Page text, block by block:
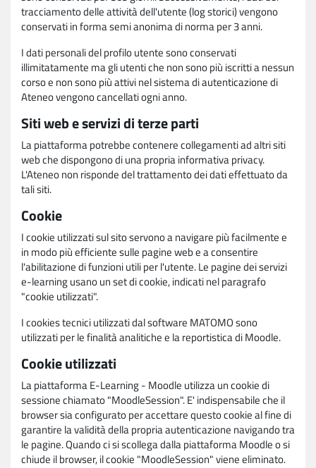
tracciamento delle attività dell'utente (log storici) vengono
conservati in forma semi anonima di norma per 3 anni.
I dati personali del profilo utente sono conservati
illimitatamente ma gli utenti che non sono più iscritti a nessun
corso e non sono più attivi nel sistema di autenticazione di
Ateneo vengono cancellati ogni anno.
Siti web e servizi di terze parti
La piattaforma potrebbe contenere collegamenti ad altri siti
web che dispongono di una propria informativa privacy.
L'Ateneo non risponde del trattamento dei dati effettuato da
tali siti.
Cookie
I cookie utilizzati sul sito servono a navigare più facilmente e
in modo più efficiente sulle pagine web e a consentire
l'abilitazione di funzioni utili per l'utente. Le pagine dei servizi
e-learning usano un set di cookie, indicati nel paragrafo
"cookie utilizzati".
I cookies tecnici utilizzati dal software MATOMO sono
utilizzati per le finalità analitiche e la reportistica di Moodle.
Cookie utilizzati
La piattaforma E-Learning - Moodle utilizza un cookie di
sessione chiamato "MoodleSession". E' indispensabile che il
browser sia configurato per accettare questo cookie al fine di
garantire la validità della propria autenticazione navigando tra
le pagine. Quando ci si scollega dalla piattaforma Moodle o si
chiude il browser, il cookie "MoodleSession" viene eliminato.